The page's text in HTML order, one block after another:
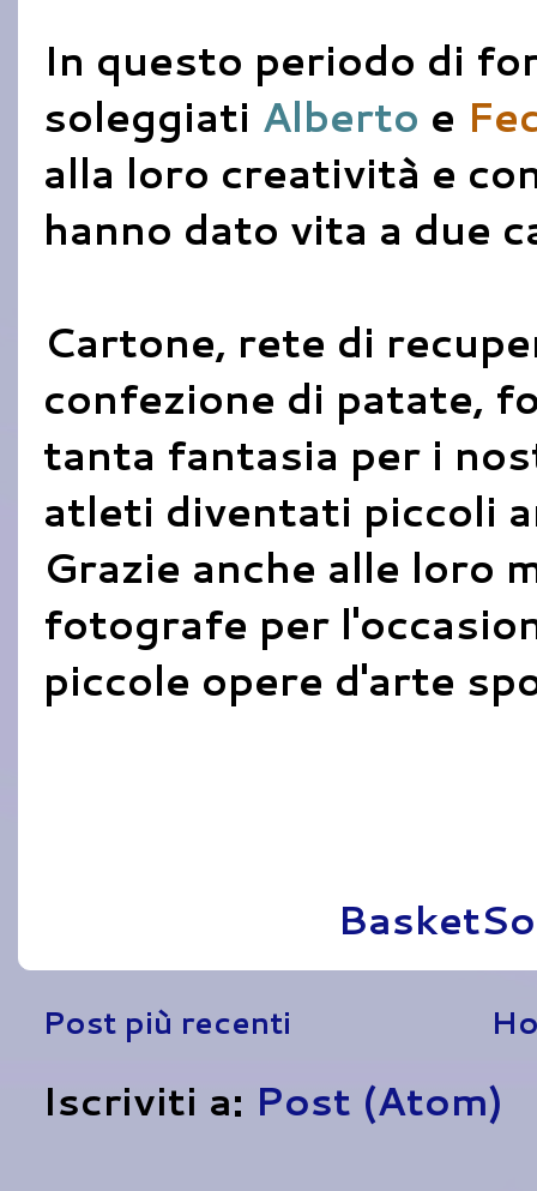
In questo periodo di
soleggiati Alberto e
alla loro creatività e
hanno dato vita a due
Cartone, rete di
confezione di patate,
tanta fantasia per i
atleti diventati piccoli
Grazie anche alle loro
fotografe per
piccole opere d'arte
Post più recenti
Iscriviti a: Post (Atom)